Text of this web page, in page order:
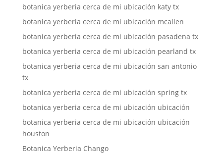
botanica yerberia cerca de mi ubicación katy tx
botanica yerberia cerca de mi ubicación mcallen
botanica yerberia cerca de mi ubicación pasadena tx
botanica yerberia cerca de mi ubicación pearland tx
botanica yerberia cerca de mi ubicación san antonio
tx
botanica yerberia cerca de mi ubicación spring tx
botanica yerberia cerca de mi ubicación ubicación
botanica yerberia cerca de mi ubicación ubicación
houston
Botanica Yerberia Chango